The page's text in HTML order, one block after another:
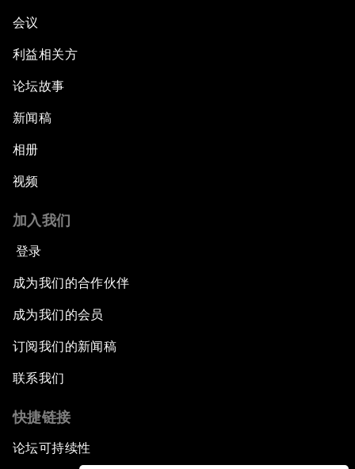
会议
利益相关方
论坛故事
新闻稿
相册
视频
加入我们
登录
成为我们的合作伙伴
成为我们的会员
订阅我们的新闻稿
联系我们
快捷链接
论坛可持续性